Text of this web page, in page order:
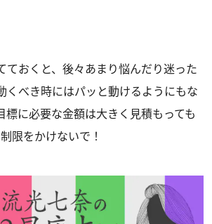
おくと、後々あまり悩んだり迷った
くべき時にはパッと動けるようにもな
標に必要な金額は大きく見積もっても
限をかけないで！